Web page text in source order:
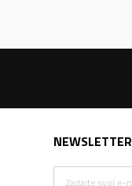
NEWSLETTER